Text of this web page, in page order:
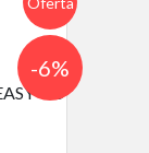
-6%